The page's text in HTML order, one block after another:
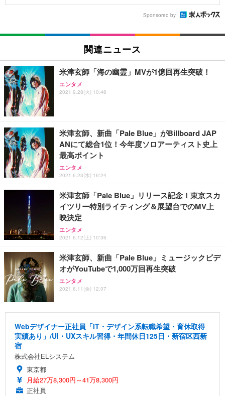
Sponsored by
関連ニュース
米津玄師「海の幽霊」MVが1億回再生突破！
エンタメ
2021.9.28(火) 10:46
米津玄師、新曲「Pale Blue」がBillboard JAP
ANにて総合1位！今年度ソロアーティスト史上
最高ポイント
エンタメ
2021.6.23(水) 16:24
米津玄師「Pale Blue」リリース記念！東京スカ
イツリー特別ライティング＆展望台でのMV上
映決定
エンタメ
2021.6.12(土) 10:36
米津玄師、新曲「Pale Blue」ミュージックビデ
オがYouTubeで1,000万回再生突破
エンタメ
2021.6.11(金) 12:07
Webデザイナー正社員「IT・デザイン系転職希望・育休取得
実績あり」/UI・UXスキル習得・年間休日125日・新宿区西新
宿
株式会社ELシステム
東京都
月給27万8,300円～41万8,300円
正社員